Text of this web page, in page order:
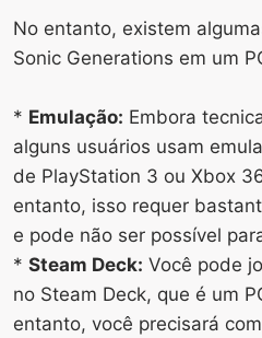
No entanto, existem
Sonic Generations em um
* Emulação: Embora
alguns usuários usam
de PlayStation 3 ou Xbox
entanto, isso requer
e pode não ser possível
* Steam Deck: Você pode
no Steam Deck, que é um
entanto, você precisará